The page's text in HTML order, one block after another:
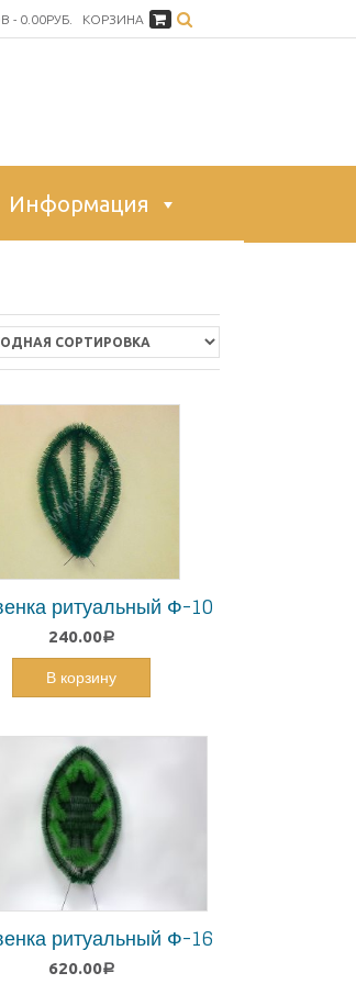
- 0.00РУБ. КОРЗИНА
Информация
ритуальный Ф-10
240.00Р
В корзину
ритуальный Ф-16
620.00Р